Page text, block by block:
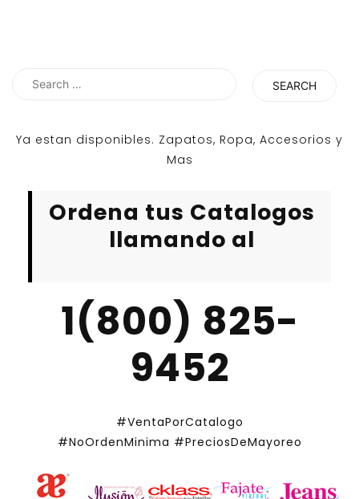
Search
Ya estan disponibles. Zapatos, Ropa, Accesorios y
Mas
Ordena tus Catalogos
llamando al
1(800) 825-
9452
#VentaPorCatalogo
#NoOrdenMinima #PreciosDeMayoreo